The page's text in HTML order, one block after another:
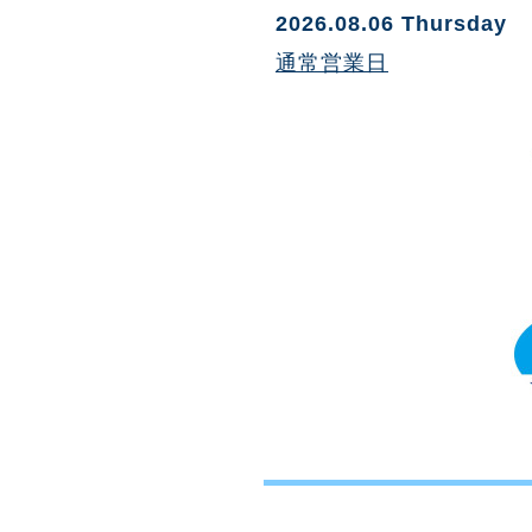
2026.08.06 Thursday
通常営業日